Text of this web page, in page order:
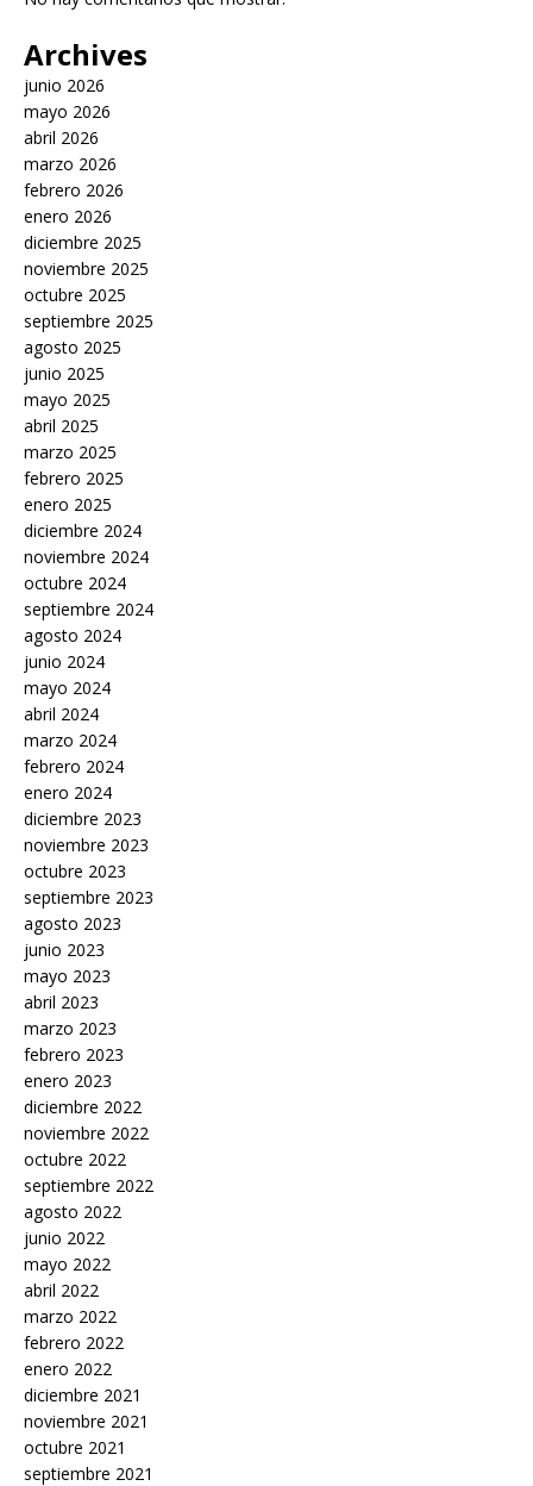
Archives
junio 2026
mayo 2026
abril 2026
marzo 2026
febrero 2026
enero 2026
diciembre 2025
noviembre 2025
octubre 2025
septiembre 2025
agosto 2025
junio 2025
mayo 2025
abril 2025
marzo 2025
febrero 2025
enero 2025
diciembre 2024
noviembre 2024
octubre 2024
septiembre 2024
agosto 2024
junio 2024
mayo 2024
abril 2024
marzo 2024
febrero 2024
enero 2024
diciembre 2023
noviembre 2023
octubre 2023
septiembre 2023
agosto 2023
junio 2023
mayo 2023
abril 2023
marzo 2023
febrero 2023
enero 2023
diciembre 2022
noviembre 2022
octubre 2022
septiembre 2022
agosto 2022
junio 2022
mayo 2022
abril 2022
marzo 2022
febrero 2022
enero 2022
diciembre 2021
noviembre 2021
octubre 2021
septiembre 2021